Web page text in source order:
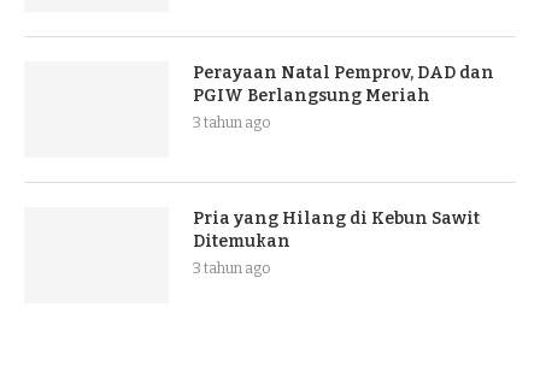
Perayaan Natal Pemprov, DAD dan
PGIW Berlangsung Meriah
3 tahun ago
Pria yang Hilang di Kebun Sawit
Ditemukan
3 tahun ago